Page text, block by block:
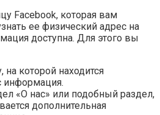
Facebook, которая вам
ее физический адрес на
доступна. Для этого вы
на которой находится
информация.
«О нас» или подобный раздел,
дополнительная